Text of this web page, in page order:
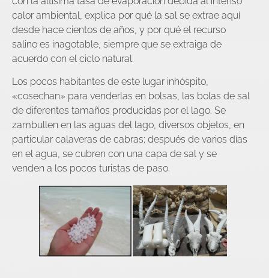
calor ambiental, explica por qué la sal se extrae aquí
desde hace cientos de años, y por qué el recurso
salino es inagotable, siempre que se extraiga de
acuerdo con el ciclo natural.
Los pocos habitantes de este lugar inhóspito,
«cosechan» para venderlas en bolsas, las bolas de sal
de diferentes tamaños producidas por el lago. Se
zambullen en las aguas del lago, diversos objetos, en
particular calaveras de cabras; después de varios días
en el agua, se cubren con una capa de sal y se
venden a los pocos turistas de paso.